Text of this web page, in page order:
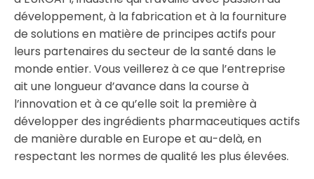
développement, à la fabrication et à la fourniture
de solutions en matière de principes actifs pour
leurs partenaires du secteur de la santé dans le
monde entier. Vous veillerez à ce que l’entreprise
ait une longueur d’avance dans la course à
l’innovation et à ce qu’elle soit la première à
développer des ingrédients pharmaceutiques actifs
de manière durable en Europe et au-delà, en
respectant les normes de qualité les plus élevées.